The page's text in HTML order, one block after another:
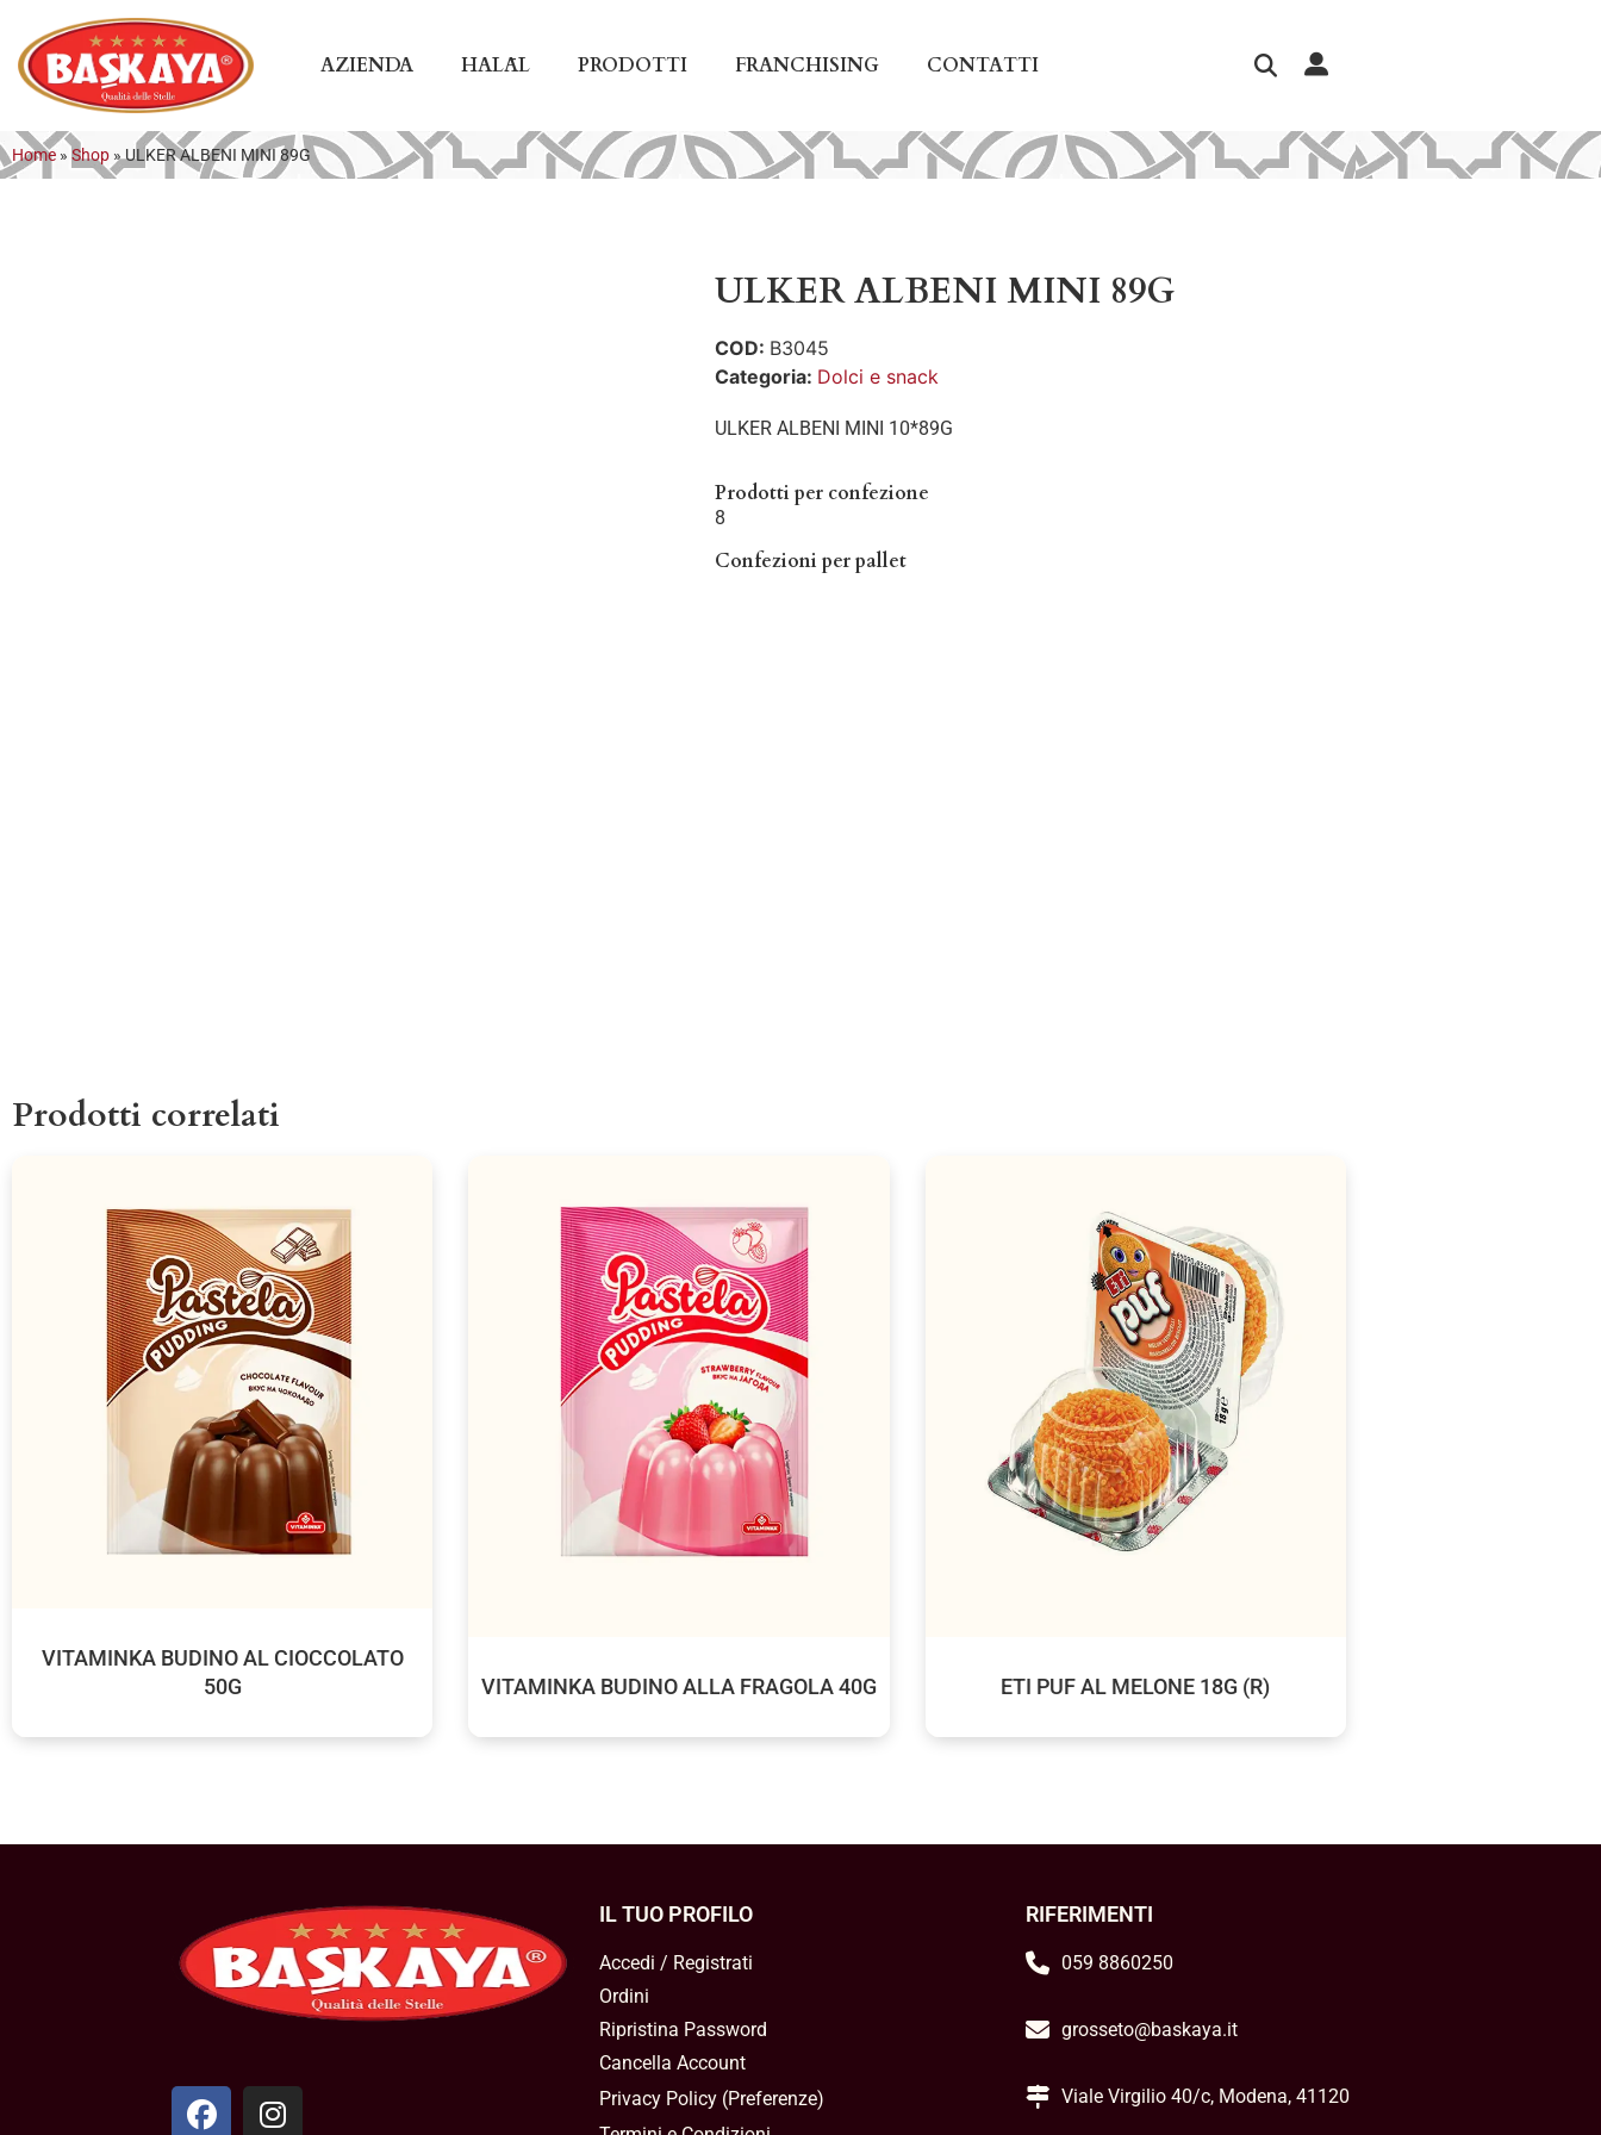
AZIENDA HALĀL PRODOTTI FRANCHISING CONTATTI
Home » Shop »ULKER ALBENI MINI 89G
ULKER ALBENI MINI 89G
COD: B3045
Categoria: Dolci e snack
ULKER ALBENI MINI 10*89G
Prodotti per confezione
8
Confezioni per pallet
Prodotti correlati
VITAMINKA BUDINO AL CIOCCOLATO
50G
VITAMINKA BUDINO ALLA FRAGOLA 40G ETI PUF AL MELONE 18G (R)
IL TUO PROFILO
Accedi / Registrati
Ordini
Ripristina Password
Cancella Account
Privacy Policy(Preferenze)
RIFERIMENTI
059 8860250
grosseto@baskaya.it
Viale Virgilio 40/c, Modena, 41120